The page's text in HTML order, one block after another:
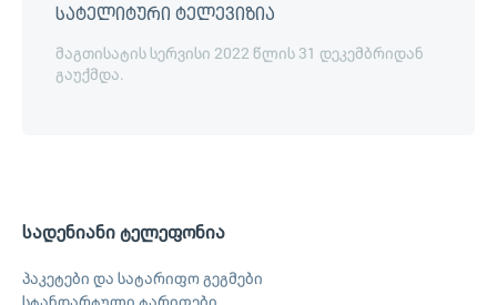
სატელიტური ტელევიზია
მაგთისატის სერვისი 2022 წლის 31 დეკემბრიდან
გაუქმდა.
სადენიანი ტელეფონია
პაკეტები და სატარიფო გეგმები